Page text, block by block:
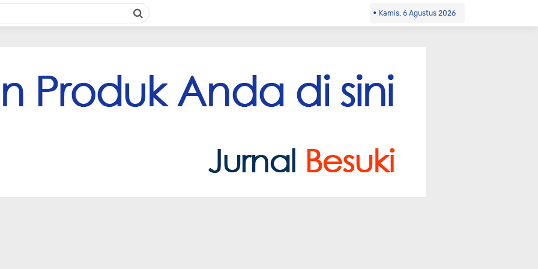
Kamis, 6 Agustus 2026